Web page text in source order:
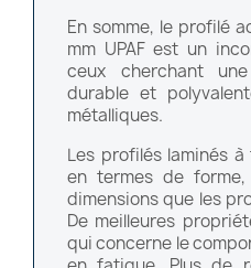
En somme, le profilé
mm UPAF est un
ceux cherchant
durable et
métalliques.
Les profilés laminés
en termes de
dimensions que les
De meilleures
qui concerne le